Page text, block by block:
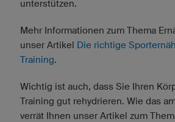
unterstützen.
Mehr Informationen zum Thema
unser Artikel Die richtige
Training.
Wichtig ist auch, dass Sie Ihren
Training gut rehydrieren. Wie das
verrät Ihnen unser Artikel zum